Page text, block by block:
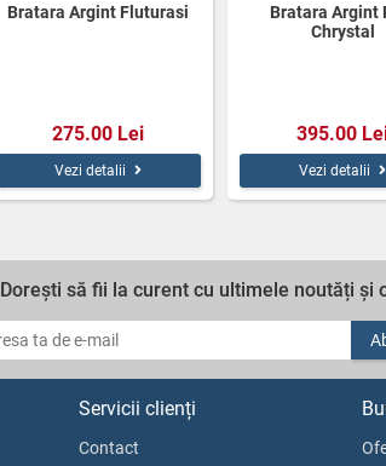
Bratara Argint Fluturasi
275.00 Lei
Vezi detalii
Bratara Argint
Chrystal
395.00
Vezi detalii
Dorești să fii la curent cu ultimele noutăți și
Servicii clienți
Contact